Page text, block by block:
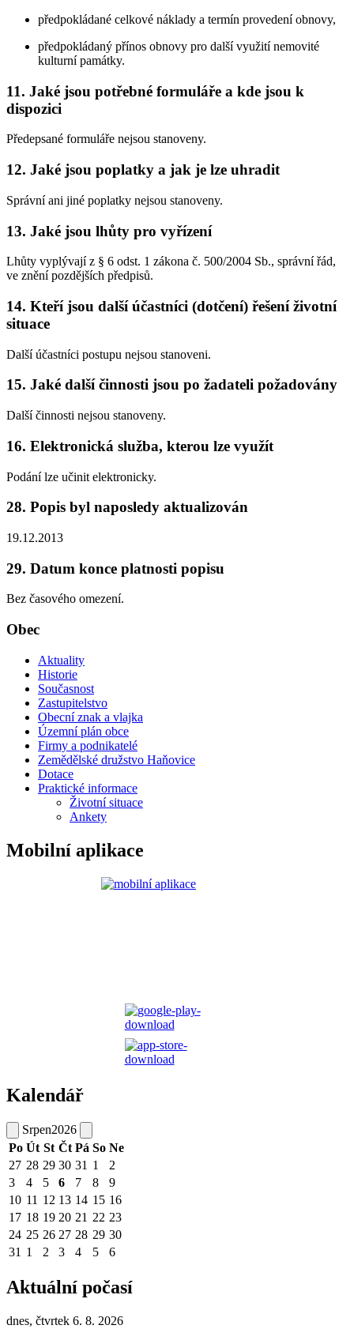
předpokládané celkové náklady a termín provedení obnovy,
předpokládaný přínos obnovy pro další využití nemovité
kulturní památky.
11. Jaké jsou potřebné formuláře a kde jsou k
dispozici
Předepsané formuláře nejsou stanoveny.
12. Jaké jsou poplatky a jak je lze uhradit
Správní ani jiné poplatky nejsou stanoveny.
13. Jaké jsou lhůty pro vyřízení
Lhůty vyplývají z § 6 odst. 1 zákona č. 500/2004 Sb., správní řád,
ve znění pozdějších předpisů.
14. Kteří jsou další účastníci (dotčení) řešení životní
situace
Další účastníci postupu nejsou stanoveni.
15. Jaké další činnosti jsou po žadateli požadovány
Další činnosti nejsou stanoveny.
16. Elektronická služba, kterou lze využít
Podání lze učinit elektronicky.
28. Popis byl naposledy aktualizován
19.12.2013
29. Datum konce platnosti popisu
Bez časového omezení.
Obec
Aktuality
Historie
Současnost
Zastupitelstvo
Obecní znak a vlajka
Územní plán obce
Firmy a podnikatelé
Zemědělské družstvo Haňovice
Dotace
Praktické informace
Životní situace
Ankety
Mobilní aplikace
Kalendář
Srpen2026
Po Út St Čt Pá So Ne
27 28 29 30 31 1
2
3
4 5 6 7 8
9
10 11 12 13 14 15 16
17 18 19 20 21 22 23
24 25 26 27 28 29 30
31 1 2 3 4 5 6
Aktuální počasí
dnes, čtvrtek 6. 8. 2026